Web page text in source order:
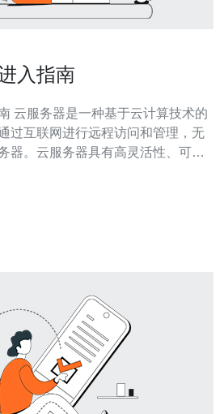
入指南
的
过互联网进行远程访问和管理，无
器。云服务器具有高灵活性、可扩
互联网枢纽，拥有快速稳定的网络